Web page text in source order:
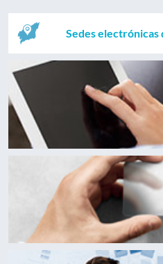
Sedes electrónicas